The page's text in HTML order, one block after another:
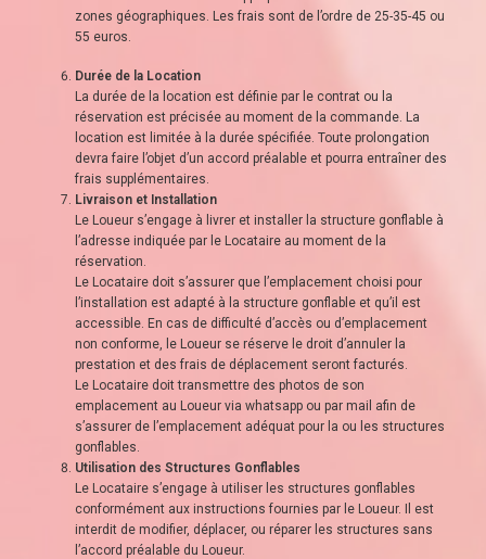
zones géographiques. Les frais sont de l’ordre de 25-35-45 ou
55 euros.
Durée de la Location
La durée de la location est définie par le contrat ou la
réservation est précisée au moment de la commande. La
location est limitée à la durée spécifiée. Toute prolongation
devra faire l’objet d’un accord préalable et pourra entraîner des
frais supplémentaires.
Livraison et Installation
Le Loueur s’engage à livrer et installer la structure gonflable à
l’adresse indiquée par le Locataire au moment de la
réservation.
Le Locataire doit s’assurer que l’emplacement choisi pour
l’installation est adapté à la structure gonflable et qu’il est
accessible. En cas de difficulté d’accès ou d’emplacement
non conforme, le Loueur se réserve le droit d’annuler la
prestation et des frais de déplacement seront facturés.
Le Locataire doit transmettre des photos de son
emplacement au Loueur via whatsapp ou par mail afin de
s’assurer de l’emplacement adéquat pour la ou les structures
gonflables.
Utilisation des Structures Gonflables
Le Locataire s’engage à utiliser les structures gonflables
conformément aux instructions fournies par le Loueur. Il est
interdit de modifier, déplacer, ou réparer les structures sans
l’accord préalable du Loueur.